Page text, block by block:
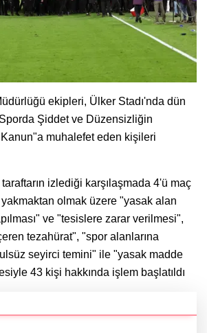
ekipleri, Ülker Stadı'nda dün
Şiddet ve Düzensizliğin
muhalefet eden kişileri
izlediği karşılaşmada 4'ü maç
olmak üzere "yasak alan
ve "tesislere zarar verilmesi",
tezahürat", "spor alanlarına
seyirci temini" ile "yasak madde
43 kişi hakkında işlem başlatıldı